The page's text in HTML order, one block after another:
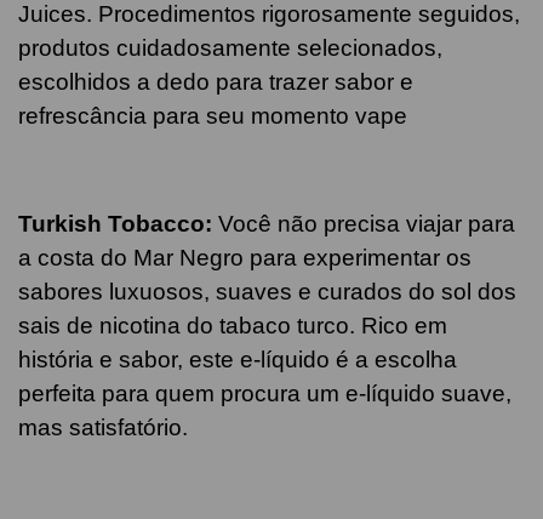
Juices. Procedimentos rigorosamente seguidos,
produtos cuidadosamente selecionados,
escolhidos a dedo para trazer sabor e
refrescância para seu momento vape
Turkish Tobacco: Você não precisa viajar para
a costa do Mar Negro para experimentar os
sabores luxuosos, suaves e curados do sol dos
sais de nicotina do tabaco turco. Rico em
história e sabor, este e-líquido é a escolha
perfeita para quem procura um e-líquido suave,
mas satisfatório.